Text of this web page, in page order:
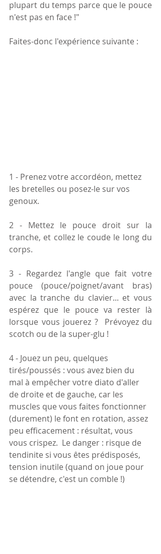
plupart du temps parce que le pouce
n'est pas en face !"
Faites-donc l'expérience suivante :
1 - Prenez votre accordéon, mettez
les bretelles ou posez-le sur vos
genoux.
2 - Mettez le pouce droit sur la
tranche, et collez le coude le long du
corps.
3 - Regardez l'angle que fait votre
pouce (pouce/poignet/avant bras)
avec la tranche du clavier... et vous
espérez que le pouce va rester là
lorsque vous jouerez ?  Prévoyez du
scotch ou de la super-glu !
4 - Jouez un peu, quelques
tirés/poussés : vous avez bien du
mal à empêcher votre diato d'aller
de droite et de gauche, car les
muscles que vous faites fonctionner
(durement) le font en rotation, assez
peu efficacement : résultat, vous
vous crispez.  Le danger : risque de
tendinite si vous êtes prédisposés,
tension inutile (quand on joue pour
se détendre, c'est un comble !)